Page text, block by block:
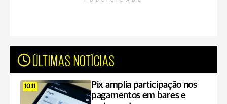
ÚLTIMAS NOTÍCIAS
10:11
Pix amplia participação nos
pagamentos em bares e